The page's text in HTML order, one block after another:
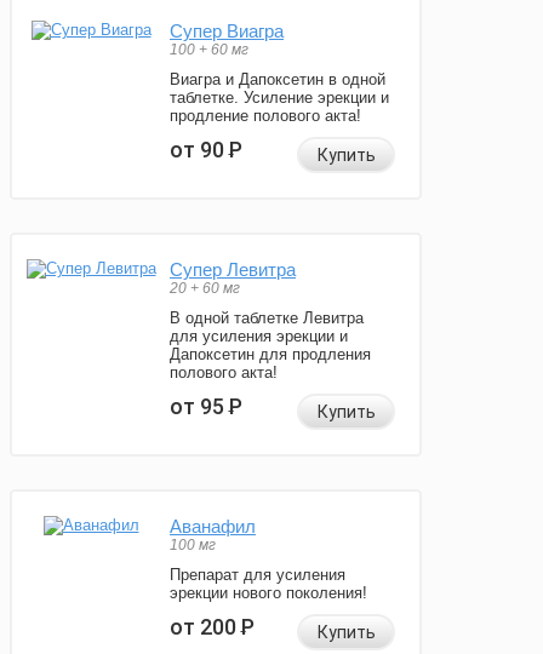
Супер Виагра
100 + 60 мг
Виагра и Дапоксетин в одной
таблетке. Усиление эрекции и
продление полового акта!
от 90Р Купить
Супер Левитра
20 + 60 мг
В одной таблетке Левитра
для усиления эрекции и
Дапоксетин для продления
полового акта!
от 95Р Купить
Аванафил
100 мг
Препарат для усиления
эрекции нового поколения!
от 200Р Купить